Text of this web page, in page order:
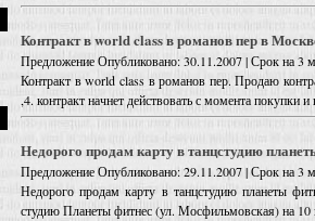
Контракт в world class в романов пер в
ПредложениеОпубликовано: 30.11.2007 | Срок на 3
Контракт в world class в романов пер. Продаю
,4. контракт начнет действовать с момента
Недорого продам карту в танцстудию
ПредложениеОпубликовано: 29.11.2007 | Срок на 3
Недорого продам карту в танцстудию планеты
студию Планеты фитнес (ул. Мосфильмовская) на 10